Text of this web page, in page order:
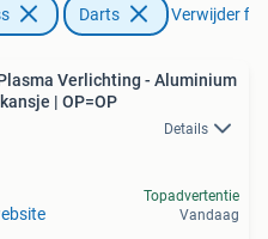
Darts Verwijder
Verlichting - Aluminium
| OP=OP
Details
Topadvertentie
Vandaag